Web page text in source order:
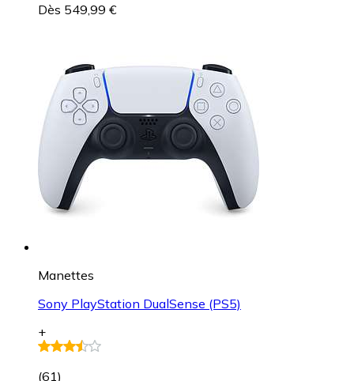
Dès 549,99 €
Manettes
Sony PlayStation DualSense (PS5)
+
(61)